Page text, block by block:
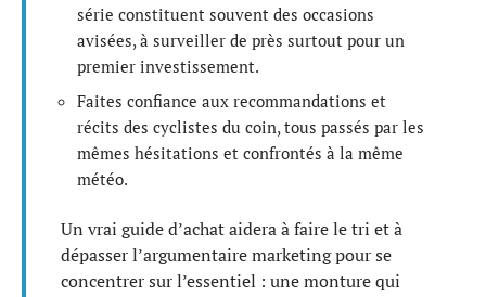
série constituent souvent des occasions
avisées, à surveiller de près surtout pour un
premier investissement.
Faites confiance aux recommandations et
récits des cyclistes du coin, tous passés par les
mêmes hésitations et confrontés à la même
météo.
Un vrai guide d’achat aidera à faire le tri et à
dépasser l’argumentaire marketing pour se
concentrer sur l’essentiel : une monture qui